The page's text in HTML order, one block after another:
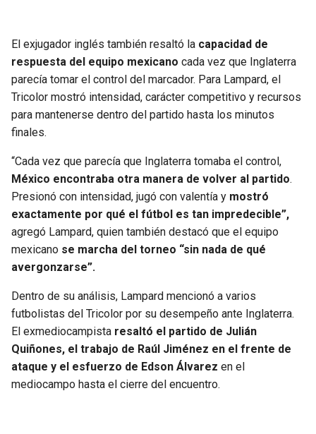
El exjugador inglés también resaltó la capacidad de
respuesta del equipo mexicano cada vez que Inglaterra
parecía tomar el control del marcador. Para Lampard, el
Tricolor mostró intensidad, carácter competitivo y recursos
para mantenerse dentro del partido hasta los minutos
finales.
“Cada vez que parecía que Inglaterra tomaba el control,
México encontraba otra manera de volver al partido.
Presionó con intensidad, jugó con valentía y mostró
exactamente por qué el fútbol es tan impredecible”,
agregó Lampard, quien también destacó que el equipo
mexicano se marcha del torneo “sin nada de qué
avergonzarse”.
Dentro de su análisis, Lampard mencionó a varios
futbolistas del Tricolor por su desempeño ante Inglaterra.
El exmediocampista resaltó el partido de Julián
Quiñones, el trabajo de Raúl Jiménez en el frente de
ataque y el esfuerzo de Edson Álvarez en el
mediocampo hasta el cierre del encuentro.